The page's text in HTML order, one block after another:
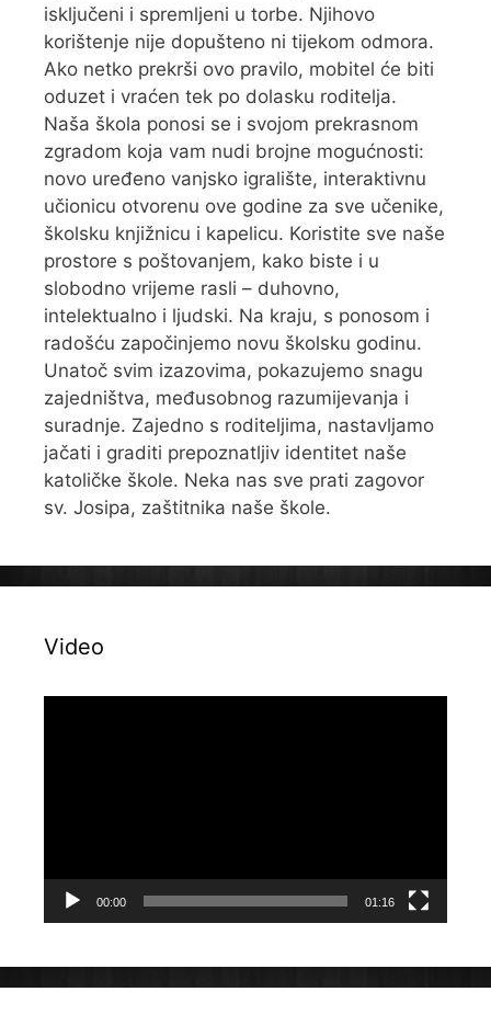
isključeni i spremljeni u torbe. Njihovo
korištenje nije dopušteno ni tijekom odmora.
Ako netko prekrši ovo pravilo, mobitel će biti
oduzet i vraćen tek po dolasku roditelja.
Naša škola ponosi se i svojom prekrasnom
zgradom koja vam nudi brojne mogućnosti:
novo uređeno vanjsko igralište, interaktivnu
učionicu otvorenu ove godine za sve učenike,
školsku knjižnicu i kapelicu. Koristite sve naše
prostore s poštovanjem, kako biste i u
slobodno vrijeme rasli – duhovno,
intelektualno i ljudski. Na kraju, s ponosom i
radošću započinjemo novu školsku godinu.
Unatoč svim izazovima, pokazujemo snagu
zajedništva, međusobnog razumijevanja i
suradnje. Zajedno s roditeljima, nastavljamo
jačati i graditi prepoznatljiv identitet naše
katoličke škole. Neka nas sve prati zagovor
sv. Josipa, zaštitnika naše škole.
Video
00:00 01:16